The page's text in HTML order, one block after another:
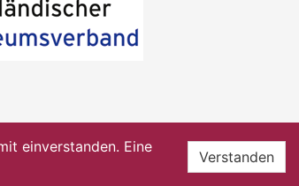
einverstanden. Eine
Verstanden